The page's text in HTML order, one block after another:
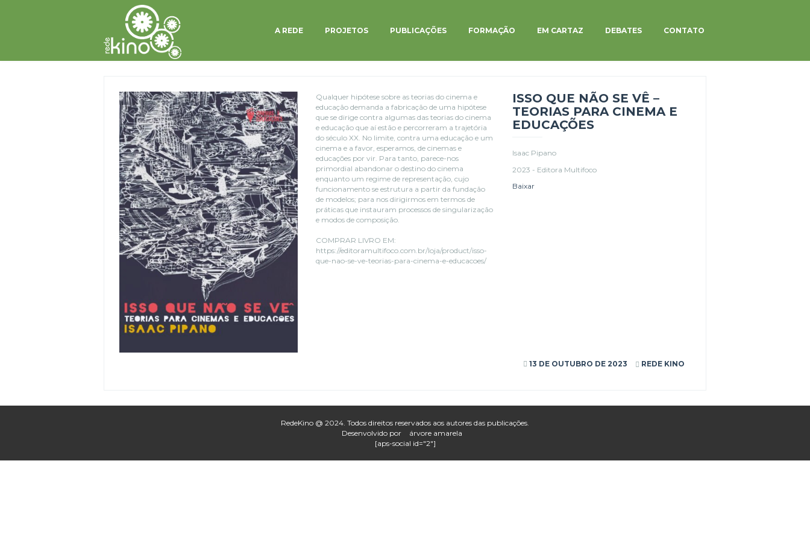
A REDE PROJETOS PUBLICAÇÕES FORMAÇÃO EM CARTAZ DEBATES CONTATO
Qualquer hipótese sobre as teorias do cinema e
educação demanda a fabricação de uma hipótese
que se dirige contra algumas das teorias do cinema
e educação que aí estão e percorreram a trajetória
do século XX. No limite, contra uma educação e um
cinema e a favor, esperamos, de cinemas e
educações por vir. Para tanto, parece-nos
primordial abandonar o destino do cinema
enquanto um regime de representação, cujo
funcionamento se estrutura a partir da fundação
de modelos; para nos dirigirmos em termos de
práticas que instauram processos de singularização
e modos de composição.
COMPRAR LIVRO EM:
https://editoramultifoco.com.br/loja/product/isso-
que-nao-se-ve-teorias-para-cinema-e-educacoes/
ISSO QUE NÃO SE VÊ –
TEORIAS PARA CINEMA E
EDUCAÇÕES
Isaac Pipano
2023 - Editora Multifoco
Baixar
13 DE OUTUBRO DE 2023 REDE KINO
RedeKino @ 2024. Todos direitos reservados aos autores das publicações.
Desenvolvido por
árvore amarela
[aps-social id="2"]